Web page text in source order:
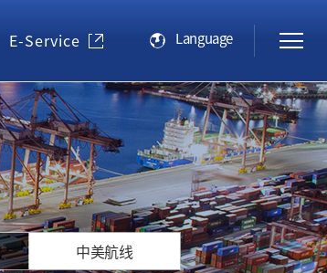
E-Service Language
中美航线